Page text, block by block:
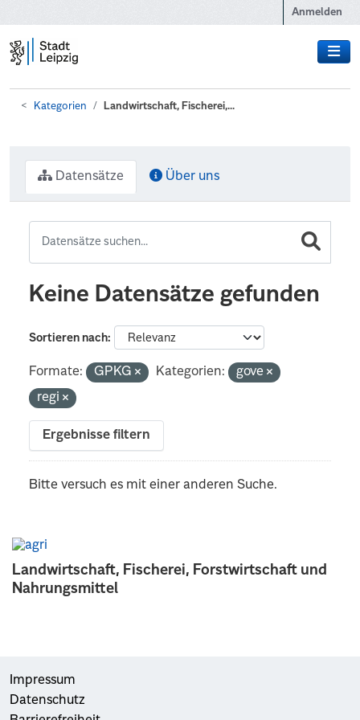
Anmelden
Kategorien Landwirtschaft, Fischerei,...
Landwirtschaft, Fischerei, Forstwirtschaft und
Nahrungsmittel
Datensätze Über uns
Keine Datensätze gefunden
Sortieren nach
Formate: GPKG Kategorien:
gove
regi
Ergebnisse filtern
Bitte versuch es mit einer anderen Suche.
Impressum
Datenschutz